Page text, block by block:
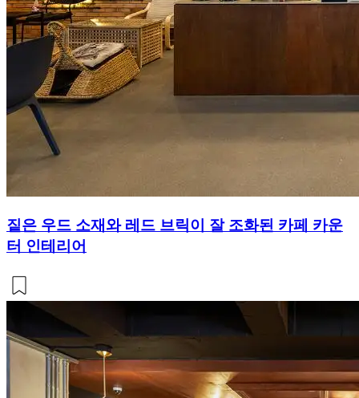
짙은 우드 소재와 레드 브릭이 잘 조화된 카페 카운
터 인테리어